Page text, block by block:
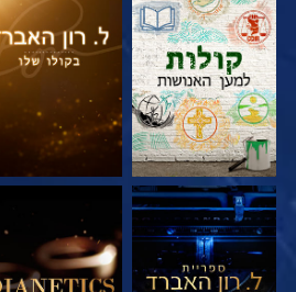
בדוק את הסדרה בדוק את הסדרה
בדוק את הסדרה בדוק את הסדרה